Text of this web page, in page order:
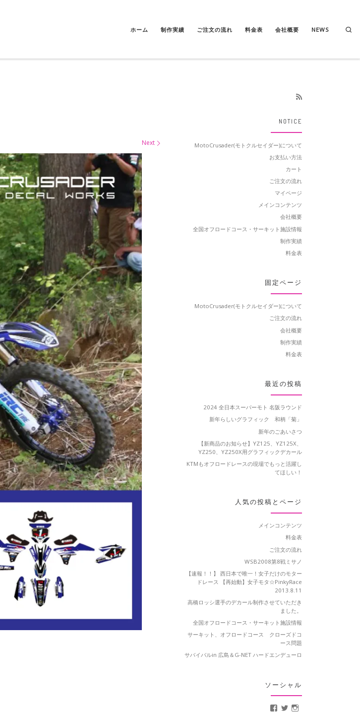
ホーム 制作実績 ご注文の流れ 料金表 会社概要 NEWS
Next
NOTICE
MotoCrusader(モトクルセイダー)について
お支払い方法
カート
ご注文の流れ
マイページ
メインコンテンツ
会社概要
全国オフロードコース・サーキット施設情報
制作実績
料金表
固定ページ
MotoCrusader(モトクルセイダー)について
ご注文の流れ
会社概要
制作実績
料金表
最近の投稿
2024 全日本スーパーモト 名阪ラウンド
新年らしいグラフィック 和柄「菊」
新年のごあいさつ
【新商品のお知らせ】YZ125、YZ125X、
YZ250、YZ250X用グラフィックデカール
KTMもオフロードレースの現場でもっと活躍し
てほしい！
人気の投稿とページ
メインコンテンツ
料金表
ご注文の流れ
WSB2008第8戦ミサノ
【速報！！】 西日本で唯一！女子だけのモター
ドレース 【再始動】女子モタ☆PinkyRace
2013.8.11
高橋ロッシ選手のデカール制作させていただき
ました。
全国オフロードコース・サーキット施設情報
サーキット、オフロードコース クローズドコ
ース問題
サバイバルin 広島＆G-NET ハードエンデューロ
ソーシャル
MotoCrusader さんのプ
@MotoCrusader さ